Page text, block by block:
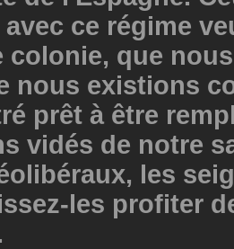
ce régime
colonie, que
nous existions
prêt à être
vidés de notre
les
les profiter